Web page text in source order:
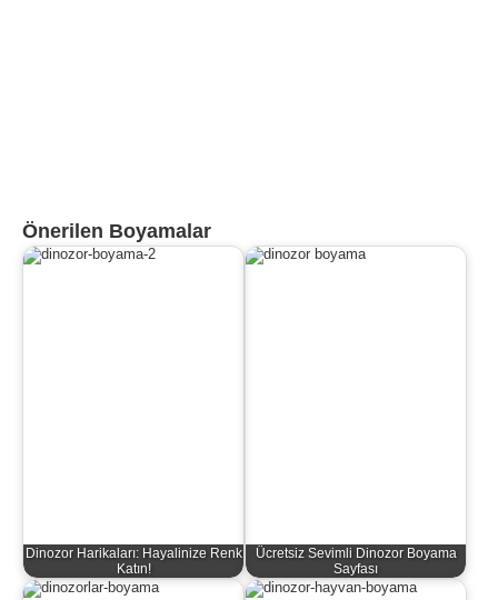
Önerilen Boyamalar
Dinozor Harikaları: Hayalinize Renk
Katın!
Ücretsiz Sevimli Dinozor Boyama
Sayfası